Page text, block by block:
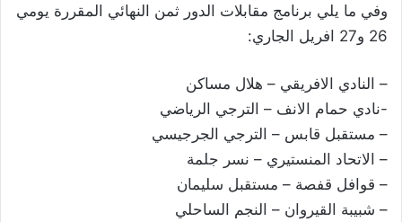
وفي ما يلي برنامج مقابلات الدور ثمن النهائي المقررة يومي
26 و27 افريل الجاري:
– النادي الافريقي – هلال مساكن
-نادي حمام الانف – الترجي الرياضي
– مستقبل قابس – الترجي الجرجيسي
– الاتحاد المنستيري – نسر جلمة
– قوافل قفصة – مستقبل سليمان
– شبيبة القيروان – النجم الساحلي